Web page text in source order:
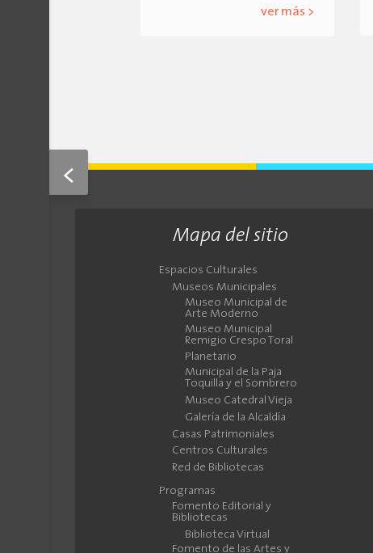
<
ver más >
Mapa del sitio
Espacios Culturales
Museos Municipales
Museo Municipal de
Arte Moderno
Museo Municipal
Remigio Crespo Toral
Planetario
Municipal de la Paja
Toquilla y el Sombrero
Museo Catedral Vieja
Galería de la Alcaldía
Casas Patrimoniales
Centros Culturales
Red de Bibliotecas
Programas
Fomento Editorial y
Bibliotecas
Biblioteca Virtual
Fomento de las Artes y